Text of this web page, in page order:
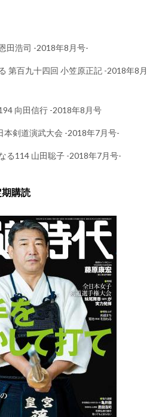
田浩司 -2018年8月号-
第百九十四回 小笠原正記 -2018年8月
向田信行 -2018年8月号
本剣道演武大会 -2018年7月号-
る114 山田聡子 -2018年7月号-
購読